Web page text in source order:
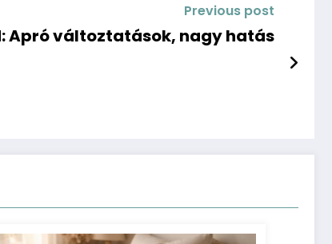
Previous post
Apró változtatások, nagy hatás